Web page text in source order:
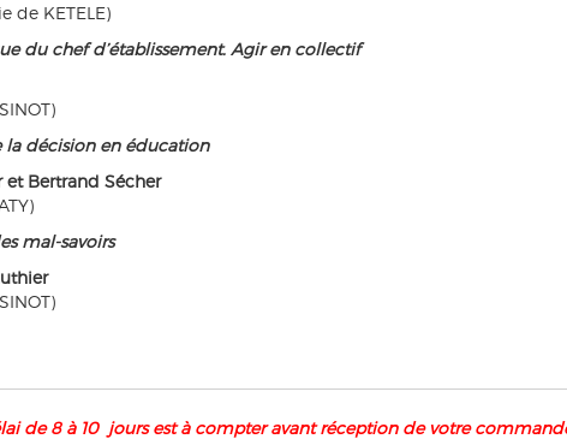
de KETELE)
du chef d’établissement. Agir en collectif
la décision en éducation
et Bertrand Sécher
mal-savoirs
de 8 à 10 jours est à compter avant réception de votre